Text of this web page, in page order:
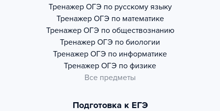
Тренажер ОГЭ по русскому языку
Тренажер ОГЭ по математике
Тренажер ОГЭ по обществознанию
Тренажер ОГЭ по биологии
Тренажер ОГЭ по информатике
Тренажер ОГЭ по физике
Все предметы
Подготовка к ЕГЭ